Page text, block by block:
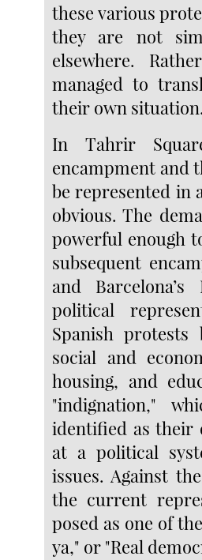
these various
they are not
elsewhere.
managed to
their own situation.
In Tahrir
encampment and
be represented in
obvious. The
powerful enough
subsequent
and
political
Spanish
social and
housing, and
"indignation,"
identified as their
at a political
issues. Against
the current
posed as one of
ya," or "Real